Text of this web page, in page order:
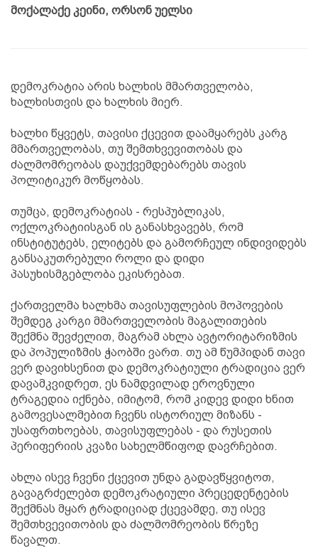
მოქალაქე კეინი, ორსონ უელსი
დემოკრატია არის ხალხის მმართველობა,
ხალხისთვის და ხალხის მიერ.
ხალხი წყვეტს, თავისი ქცევით დაამყარებს კარგ
მმართველობას, თუ შემთხვევითობას და
ძალმომრეობას დაუქვემდებარებს თავის
პოლიტიკურ მოწყობას.
თუმცა, დემოკრატიას - რესპუბლიკას,
ოქლოკრატიისგან ის განასხვავებს, რომ
ინსტიტუტებს, ელიტებს და გამორჩეულ ინდივიდებს
განსაკუთრებული როლი და დიდი
პასუხისმგებლობა ეკისრებათ.
ქართველმა ხალხმა თავისუფლების მოპოვების
შემდეგ კარგი მმართველობის მაგალითების
შექმნა შევძელით, მაგრამ ახლა ავტორიტარიზმის
და პოპულიზმის ჭაობში ვართ. თუ ამ წუმპიდან თავი
ვერ დავიხსენით და დემოკრატიული ტრადიცია ვერ
დავამკვიდრეთ, ეს ნამდვილად ეროვნული
ტრაგედია იქნება, იმიტომ, რომ კიდევ დიდი ხნით
გამოვესალმებით ჩვენს ისტორიულ მიზანს -
უსაფრთხოებას, თავისუფლებას - და რუსეთის
პერიფერიის კვაზი სახელმწიფოდ დავრჩებით.
ახლა ისევ ჩვენი ქცევით უნდა გადავწყვიტოთ,
გავაგრძელებთ დემოკრატიული პრეცედენტების
შექმნას მყარ ტრადიციად ქცევამდე, თუ ისევ
შემთხვევითობის და ძალმომრეობის წრეზე
წავალთ.